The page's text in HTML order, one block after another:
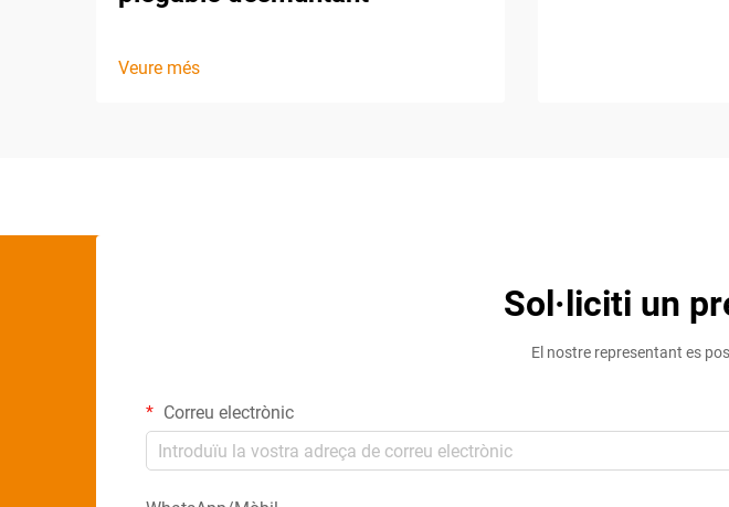
Veure més
Sol·liciti un
El nostre representant es
Correu electrònic